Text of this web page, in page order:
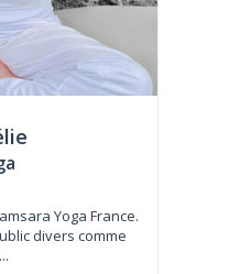
Yoga France.
divers comme